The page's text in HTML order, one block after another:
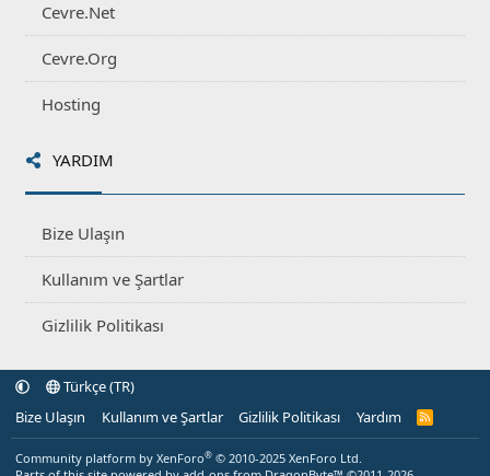
Cevre.Net
Cevre.Org
Hosting
YARDIM
Bize Ulaşın
Kullanım ve Şartlar
Gizlilik Politikası
Türkçe (TR)
Bize Ulaşın
Kullanım ve Şartlar Gizlilik Politikası Yardım
R
Community platform by XenForo® © 2010-2025 XenForo Ltd.